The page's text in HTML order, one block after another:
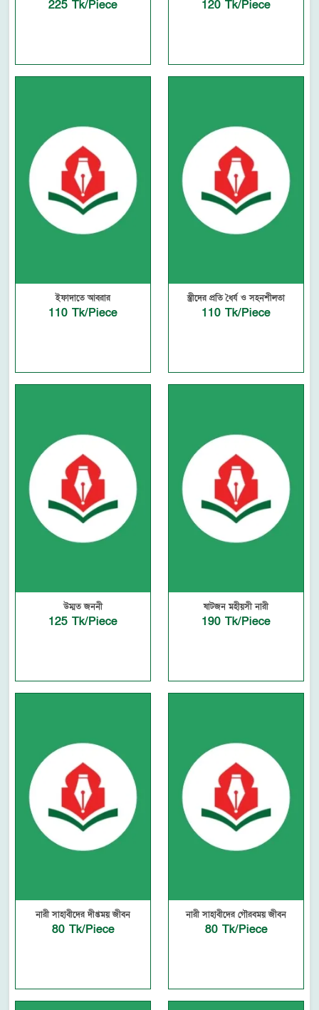
225 Tk/Piece 120 Tk/Piece
ইফাদাতে আবরার
110 Tk/Piece
স্ত্রীদের প্রতি ধৈর্য ও সহনশীলতা
110 Tk/Piece
উম্মত জননী
125 Tk/Piece
ষাটজন মহীয়সী নারী
190 Tk/Piece
নারী সাহাবীদের দীপ্তময় জীবন
80 Tk/Piece
নারী সাহাবীদের গৌরবময় জীবন
80 Tk/Piece